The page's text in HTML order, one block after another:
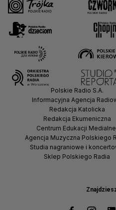
Polskie Radio S.A.
Informacyjna Agencja
Redakcja Katolicka
Redakcja Ekumeniczna
Centrum Edukacji
Agencja Muzyczna Polskiego
Studia nagraniowe i
Sklep Polskiego Radia